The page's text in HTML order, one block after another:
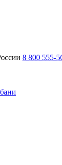
8 800 555-